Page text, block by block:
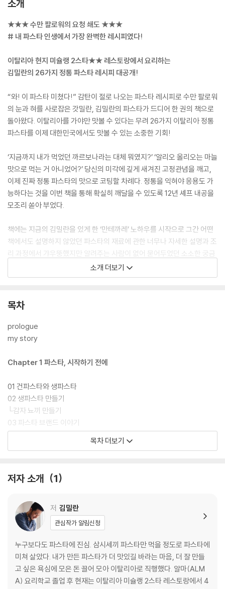
소개
★★★ 수만 팔로워의 요청 쇄도 ★★★
# 내 파스타 인생에서 가장 완벽한 레시피였다!
이탈리아 현지 미슐랭 2스타★★ 레스토랑에서 요리하는
김밀란의 26가지 정통 파스타 레시피 대공개!
“와! 이 파스타 미쳤다!” 감탄이 절로 나오는 파스타 레시피로 수만 팔로워
의 눈과 혀를 사로잡은 갓밀란, 김밀란의 파스타가 드디어 한 권의 책으로
돌아왔다. 이탈리아를 가야만 맛볼 수 있다는 무려 26가지 이탈리아 정통
파스타를 이제 대한민국에서도 맛볼 수 있는 소중한 기회!
‘지금까지 내가 먹었던 까르보나라는 대체 뭐였지?’ ‘알리오 올리오는 마늘
맛으로 먹는 거 아니었어?’ 당신의 미각에 깊게 새겨진 고정관념을 깨고,
이제 진짜 정통 파스타의 맛으로 코팅할 차례다. 정통을 익혀야 응용도 가
능하다는 것을 이번 책을 통해 확실히 깨달을 수 있도록 12년 셰프 내공을
모조리 쏟아 부었다.
책에는 지금의 김밀란을 있게 한 ‘만테까레’ 노하우를 시작으로 그간 어떤
책에서도 설명하지 않았던 파스타의 재료에 관한 너무나 자세한 설명과 조
리 과정에서 갸우뚱했지만 알려주는 사람이 없어 묻어두었던 소소한 궁금
증까지 전부 해결할 수 있도록 했다.
면 적어도 파스타만큼은 실패 없이 한 번에 만들 수 있을 것이다!
소개 더보기
목차
prologue
my story
Chapter 1 파스타, 시작하기 전에
01 건파스타와 생파스타
02 생파스타 만들기
└감자 뇨끼 만들기
03 파스타 브랜드 이야기
04 이탈리아 사람들은 왜 면을 덜 익혀 먹는 걸까?
05 맛있는 파스타를 위한 마지막 테크닉, 만테까레
01 알리오 올리오 페페론치노 스파게티
02 봉골레 링귀네
03 까르보나라 스파게티
04 뽀모도로 스파게티
└토마토소스
05 아마트리치아나 부카티니
목차 더보기
저자 소개 1
저 김밀란
관심작가 알림신청
누구보다도 파스타에 진심. 삼시세끼 파스타만 먹을 정도로 파스타에
미쳐 살았다. 내가 만든 파스타가 더 맛있길 바라는 마음, 더 잘 만들
고 싶은 욕심에 모은 돈 끌어 모아 이탈리아로 직행했다. 알마(ALM
A) 요리학교 졸업 후 현재는 이탈리아 미슐랭 2스타 레스토랑에서 4